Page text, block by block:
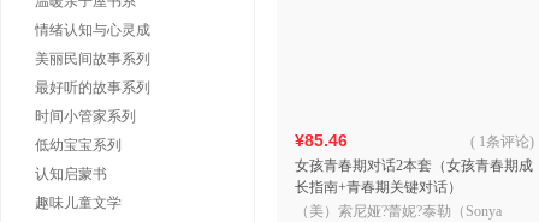
情绪认知与心灵成
美丽民间故事系列
最好听的故事系列
时间小管家系列
低幼宝宝系列
认知启蒙书
趣味儿童文学
¥85.46
女孩青春期对话2本套（女孩青春期成
长指南+青春期关键对话）
( 1条评论)
（美）索尼娅?蕾妮?泰勒（Sonya